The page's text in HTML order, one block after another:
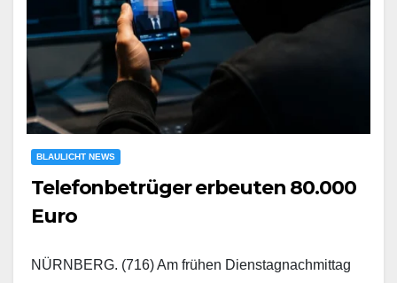
BLAULICHT NEWS
Telefonbetrüger erbeuten 80.000
Euro
NÜRNBERG. (716) Am frühen Dienstagnachmittag